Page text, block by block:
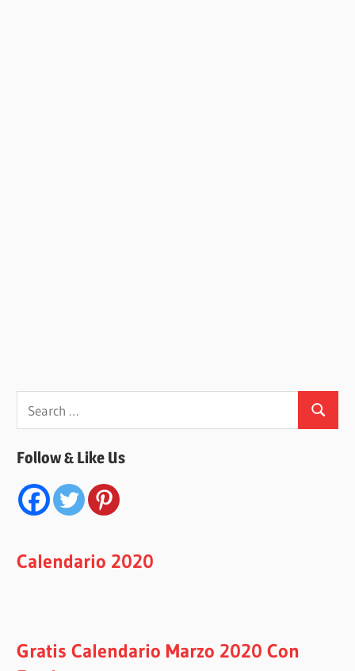
for:
Search
Follow & Like Us
Calendario 2020
Gratis Calendario Marzo 2020 Con